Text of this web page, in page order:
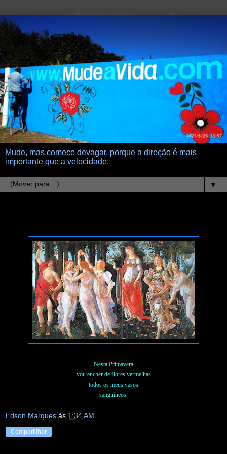
Mude, mas comece devagar, porque a direção é mais
importante que a velocidade.
▼
Nesta Primavera
vou encher de flores vermelhas
todos os meus vasos
sangüíneos.
Edson Marques às 1:34 AM
Compartilhar